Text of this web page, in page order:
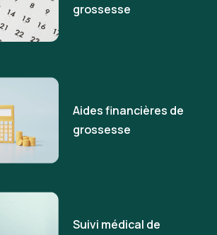
grossesse
Aides financières de
grossesse
Suivi médical de